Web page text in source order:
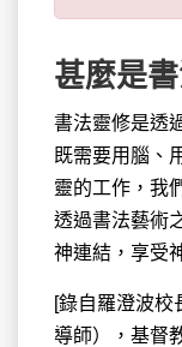
甚麼是
書法靈修是透
既需要用腦、
靈的工作，我
透過書法藝術
神連結，享受
[錄自羅澄波校
導師），基督